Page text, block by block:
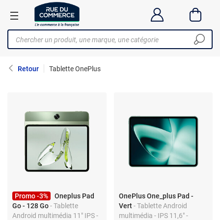
Retour Tablette OnePlus
Promo -3%
Oneplus Pad
Go - 128 Go- Tablette
Android multimédia 11" IPS -
OnePlus One_plus Pad -
Vert - Tablette Android
multimédia - IPS 11,6" -